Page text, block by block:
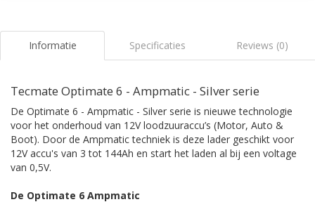
Informatie Specificaties Reviews (0)
Tecmate Optimate 6 - Ampmatic - Silver serie
De Optimate 6 - Ampmatic - Silver serie is nieuwe technologie
voor het onderhoud van 12V loodzuuraccu’s (Motor, Auto &
Boot). Door de Ampmatic techniek is deze lader geschikt voor
12V accu's van 3 tot 144Ah en start het laden al bij een voltage
van 0,5V.
De Optimate 6 Ampmatic